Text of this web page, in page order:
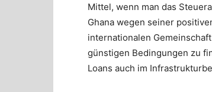
Mittel, wenn man das
Ghana wegen seiner
internationalen
günstigen Bedingungen zu
Loans auch im